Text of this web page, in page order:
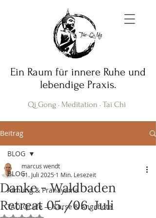
Ein Raum für innere Ruhe und
lebendige Praxis.
Qi Gong · Meditation · Tai Chi
Beitrag
BLOG
Atmung & Pranayama
TAO-Qi.life — Kurse & Angebote
BLOG
Danke - Waldbaden
Retreat 05./06. Juli
marcus wendt
11. Juli 2025 1 Min. Lesezeit